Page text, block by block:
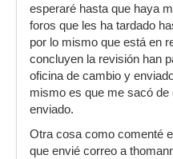
esperaré hasta que haya
foros que les ha tardado
por lo mismo que está en
concluyen la revisión han
oficina de cambio y
mismo es que me sacó de
enviado.
Otra cosa como comenté
que envié correo a